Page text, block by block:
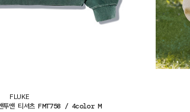
FLUKE
투맨 티셔츠 FMT758 / 4color M